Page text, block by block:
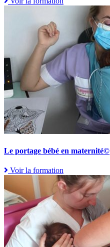
Le portage bébé en maternité©
Voir la formation